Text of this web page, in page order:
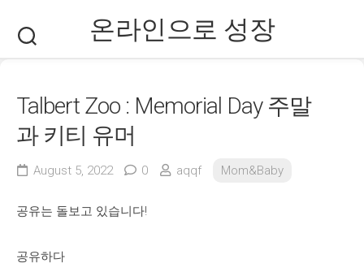
content
온라인으로 성장
Talbert Zoo : Memorial Day 주말
과 키티 유머
August 5, 2022 0 aqqf Mom&Baby
공유는 돌보고 있습니다!
공유하다